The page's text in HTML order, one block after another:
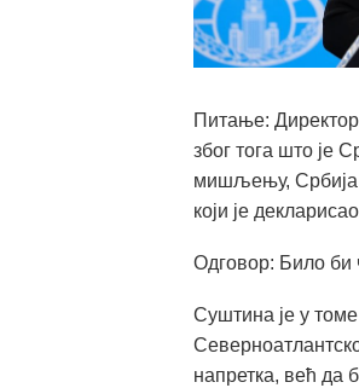
Питање:
због тога што је
мишљењу, Србија
који је
Одговор: Било би
Суштина је у
напретка, већ да